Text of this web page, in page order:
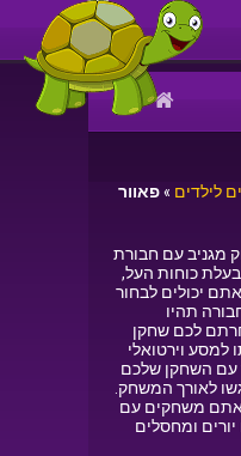
לילדים »פאוור
מגניב עם חבורת
בעלת כוחות העל,
אתם יכולים לבחור
תהיו
לכם שחקן
למסע וירטואלי
עם השחקן שלכם
לאורך המשחק.
אתם משחקים עם
יורים ומחסלים